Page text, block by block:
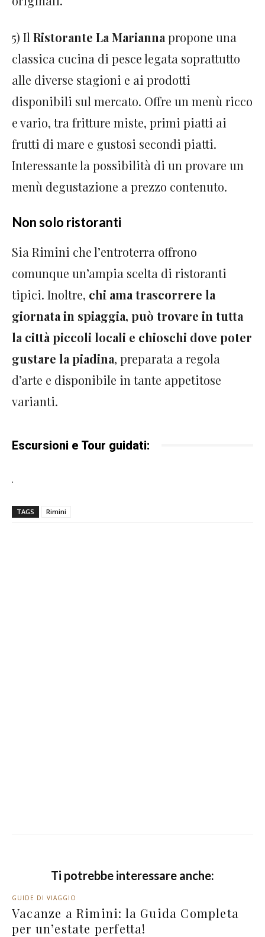
5) Il Ristorante La Marianna propone una
classica cucina di pesce legata soprattutto
alle diverse stagioni e ai prodotti
disponibili sul mercato. Offre un menù ricco
e vario, tra fritture miste, primi piatti ai
frutti di mare e gustosi secondi piatti.
Interessante la possibilità di un provare un
menù degustazione a prezzo contenuto.
Non solo ristoranti
Sia Rimini che l’entroterra offrono
comunque un’ampia scelta di ristoranti
tipici. Inoltre, chi ama trascorrere la
giornata in spiaggia, può trovare in tutta
la città piccoli locali e chioschi dove poter
gustare la piadina, preparata a regola
d’arte e disponibile in tante appetitose
varianti.
Escursioni e Tour guidati:
.
TAGS Rimini
Ti potrebbe interessare anche:
GUIDE DI VIAGGIO
Vacanze a Rimini: la Guida Completa
per un’estate perfetta!